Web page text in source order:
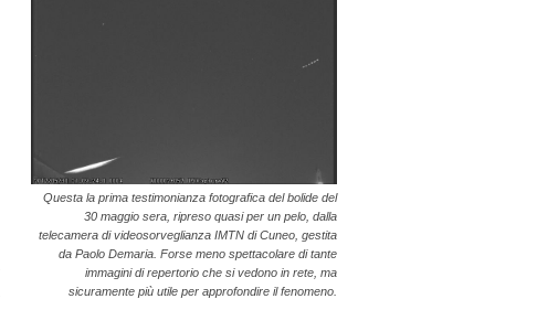
Questa la prima testimonianza fotografica del bolide del
30 maggio sera, ripreso quasi per un pelo, dalla
telecamera di videosorveglianza IMTN di Cuneo, gestita
da Paolo Demaria. Forse meno spettacolare di tante
immagini di repertorio che si vedono in rete, ma
sicuramente più utile per approfondire il fenomeno.